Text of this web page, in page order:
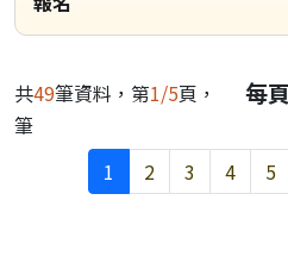
共49筆資料，第1/5頁， 每
筆
1
2 3 4 5